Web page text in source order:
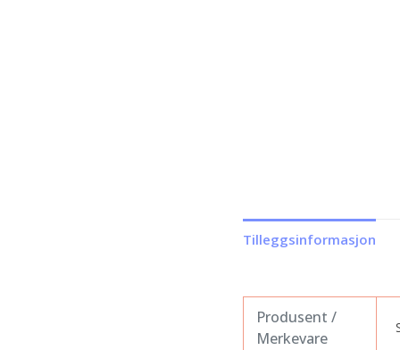
Tilleggsinformasjon
Produsent /
Merkevare